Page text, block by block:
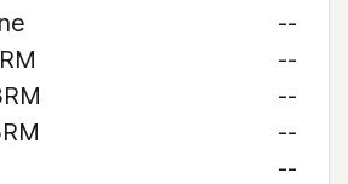
--
--
--
--
--